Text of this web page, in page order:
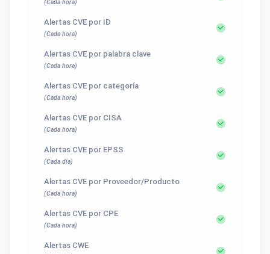
(Cada hora)
Alertas CVE por ID
(Cada hora)
Alertas CVE por palabra clave
(Cada hora)
Alertas CVE por categoría
(Cada hora)
Alertas CVE por CISA
(Cada hora)
Alertas CVE por EPSS
(Cada día)
Alertas CVE por Proveedor/Producto
(Cada hora)
Alertas CVE por CPE
(Cada hora)
Alertas CWE